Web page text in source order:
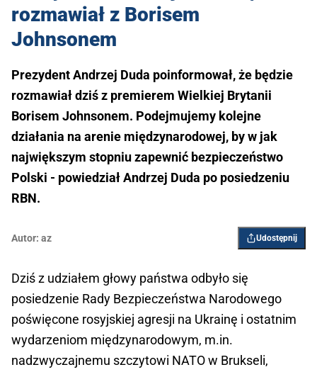
rozmawiał z Borisem
Johnsonem
Prezydent Andrzej Duda poinformował, że będzie
rozmawiał dziś z premierem Wielkiej Brytanii
Borisem Johnsonem. Podejmujemy kolejne
działania na arenie międzynarodowej, by w jak
największym stopniu zapewnić bezpieczeństwo
Polski - powiedział Andrzej Duda po posiedzeniu
RBN.
Autor: az Udostępnij
Dziś z udziałem głowy państwa odbyło się
posiedzenie Rady Bezpieczeństwa Narodowego
poświęcone rosyjskiej agresji na Ukrainę i ostatnim
wydarzeniom międzynarodowym, m.in.
nadzwyczajnemu szczytowi NATO w Brukseli,